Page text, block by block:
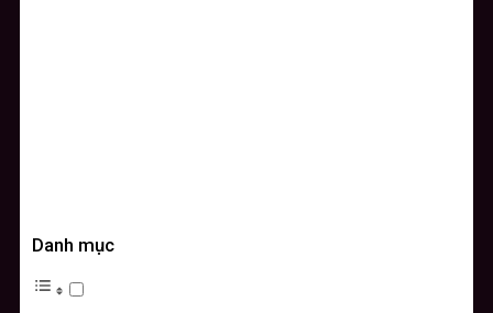
Danh mục